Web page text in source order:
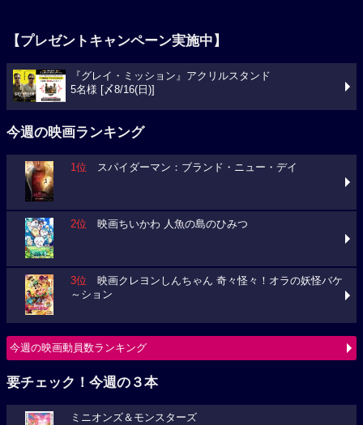
【プレゼントキャンペーン実施中】
『グレイ・ミッション』アクリルスタンド
5名様 [〆8/16(日)]
今週の映画ランキング
1位 スパイダーマン：ブランド・ニュー・デイ
2位 映画ちいかわ 人魚の島のひみつ
3位 映画クレヨンしんちゃん 奇々怪々！オラの妖怪バケ
～ション
今週の映画動員数ランキング
要チェック！今週の３本
ミニオンズ＆モンスターズ